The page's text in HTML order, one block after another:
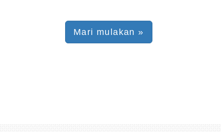
Mari mulakan »